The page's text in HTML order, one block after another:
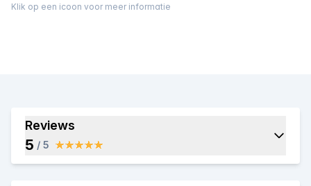
Klik op een icoon voor meer informatie
Reviews
5 / 5